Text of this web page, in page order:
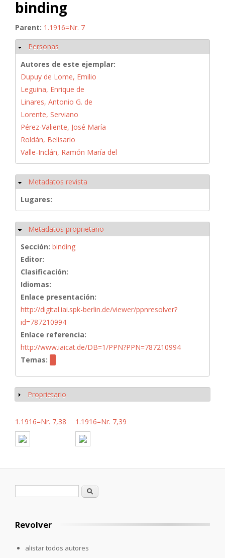
binding
Parent: 1.1916=Nr. 7
Ocultar
Personas
Autores de este ejemplar:
Dupuy de Lome, Emilio
Leguina, Enrique de
Linares, Antonio G. de
Lorente, Serviano
Pérez-Valiente, José María
Roldán, Belisario
Valle-Inclán, Ramón María del
Ocultar
Metadatos revista
Lugares:
Ocultar
Metadatos proprietario
Sección: binding
Editor:
Clasificación:
Idiomas:
Enlace presentación:
http://digital.iai.spk-berlin.de/viewer/ppnresolver?
id=787210994
Enlace referencia:
http://www.iaicat.de/DB=1/PPN?PPN=787210994
Temas:
Mostrar
Proprietario
1.1916=Nr. 7,38 1.1916=Nr. 7,39
Formulario de búsqueda
Buscar
Revolver
alistar todos autores